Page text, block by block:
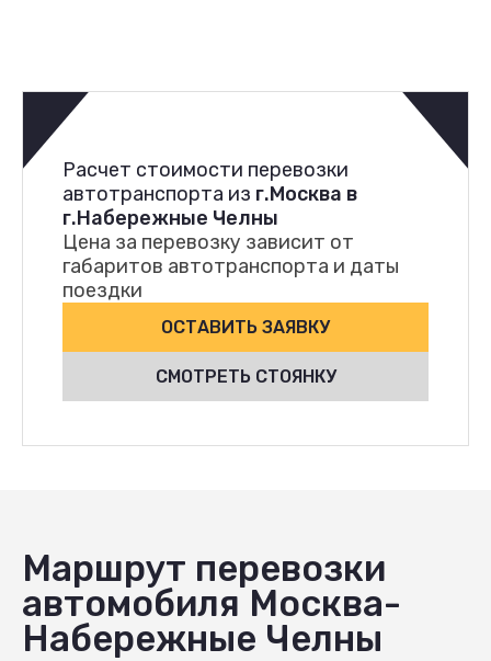
Расчет стоимости перевозки
автотранспорта из г.Москва в
г.Набережные Челны
Цена за перевозку зависит от
габаритов автотранспорта и даты
поездки
ОСТАВИТЬ ЗАЯВКУ
СМОТРЕТЬ СТОЯНКУ
Маршрут перевозки
автомобиля Москва-
Набережные Челны